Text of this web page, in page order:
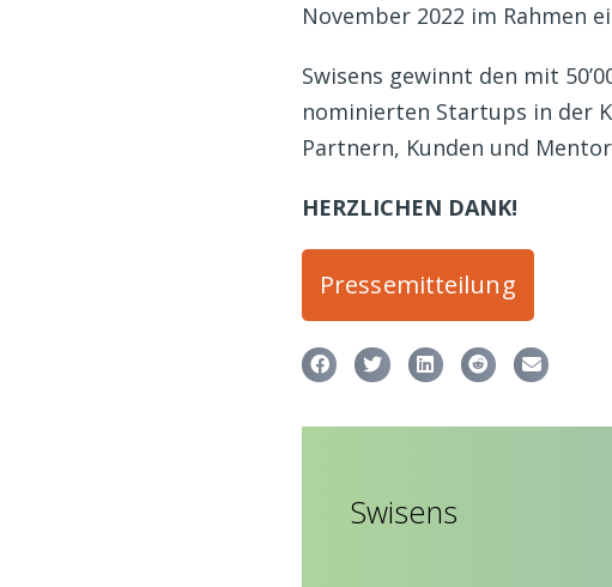
November 2022 im Rahmen
Swisens gewinnt den mit
nominierten Startups in der
Partnern, Kunden und
HERZLICHEN DANK!
Pressemitteilung
Swisens